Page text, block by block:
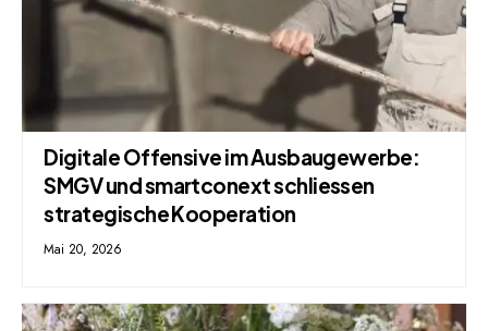
Digitale Offensive im Ausbaugewerbe:
SMGV und smartconext schliessen
strategische Kooperation
Mai 20, 2026